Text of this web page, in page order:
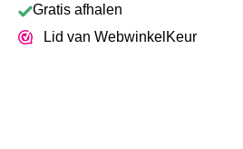
Gratis afhalen
Lid van WebwinkelKeur